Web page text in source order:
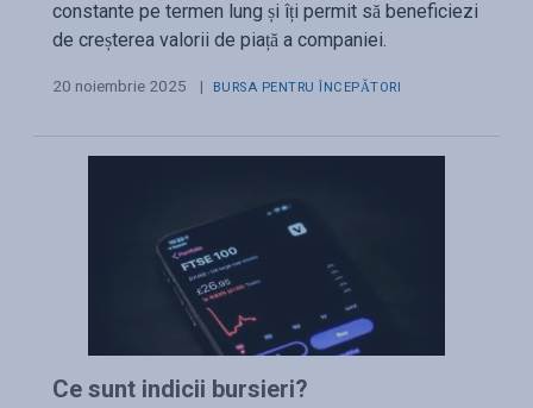
constante pe termen lung și îți permit să beneficiezi
de creșterea valorii de piață a companiei.
20 noiembrie 2025 | BURSA PENTRU ÎNCEPĂTORI
Ce sunt indicii bursieri?